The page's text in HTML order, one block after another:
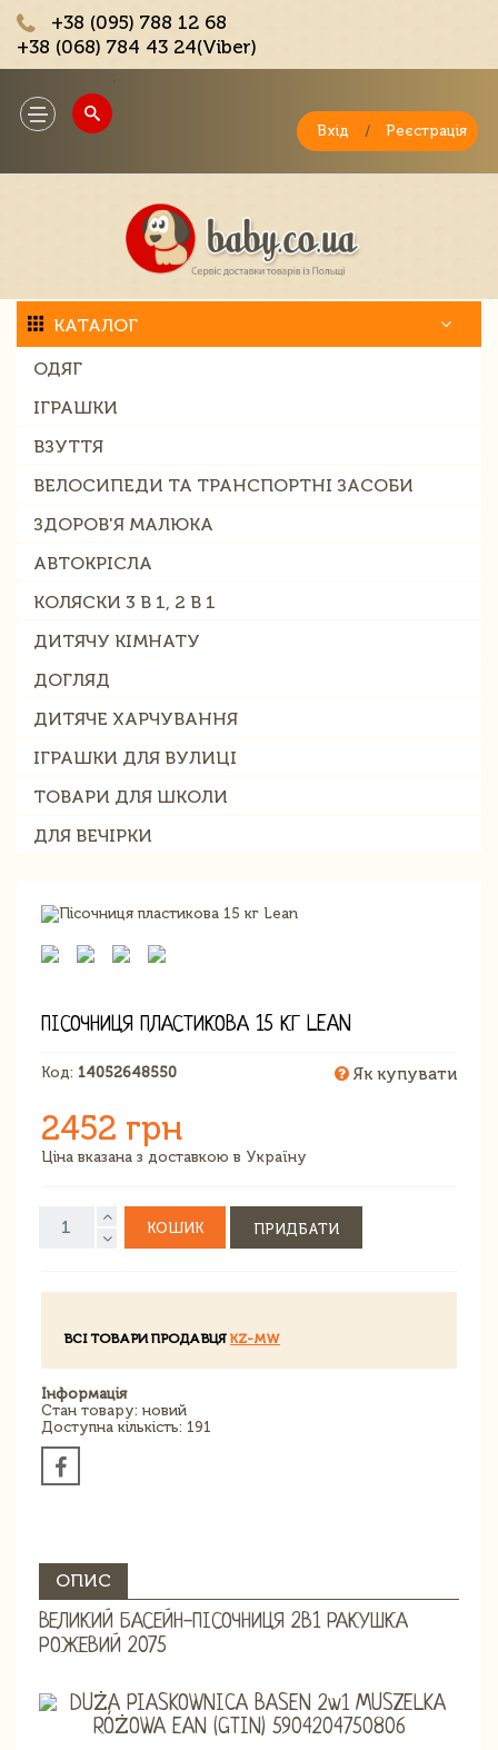
+38 (095) 788 12 68
+38 (068) 784 43 24(Viber)
Toggle
navigation
Вхід / Реєстрація
КАТАЛОГ
ОДЯГ
ІГРАШКИ
ВЗУТТЯ
ВЕЛОСИПЕДИ ТА ТРАНСПОРТНІ ЗАСОБИ
ЗДОРОВ'Я МАЛЮКА
АВТОКРІСЛА
КОЛЯСКИ 3 В 1, 2 В 1
ДИТЯЧУ КІМНАТУ
ДОГЛЯД
ДИТЯЧЕ ХАРЧУВАННЯ
ІГРАШКИ ДЛЯ ВУЛИЦІ
ТОВАРИ ДЛЯ ШКОЛИ
ДЛЯ ВЕЧІРКИ
ПІСОЧНИЦЯ ПЛАСТИКОВА 15 КГ LEAN
Код: 14052648550 Як купувати
2452 грн
Ціна вказана з доставкою в Україну
КОШИК ПРИДБАТИ
ВСІ ТОВАРИ ПРОДАВЦЯ KZ-MW
Інформація
Стан товару: новий
Доступна кількість: 191
ОПИС
ВЕЛИКИЙ БАСЕЙН-ПІСОЧНИЦЯ 2В1 РАКУШКА
РОЖЕВИЙ 2075